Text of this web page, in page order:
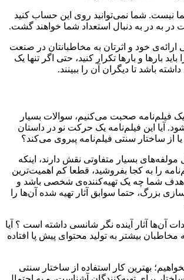
نیست. شما نمی‌توانید روی این حساب کنید
به در به دنبال استعداد شما خواهند گشت.
خود و اثرتان به مخاطبانتان در صنعت
بارها و بارها تکرار کنید، حتی اگر تنها یک
باشد تا دیگران آن را ببینند.
یک فیلم‌نامه صحبت می‌کنیم، سوالات بسیار
آیا این فیلم‌نامه یک حرکت نو در داستان
از ساختار سنتی فیلم‌نامه پیروی می‌کند؟
بسیار متفاوتی نقش دارند، اینکه
را به کجا بفروشید، قطعا کم اهمیت‌ترین
هدف شما چه یک تهیه‌کننده‌ی شخصی باشد و
بزرگ، حتما سوابق آثار تهیه شده آن‌ها را
آن‌ها آثار آینده نگر شانسی داشته است ؟ آیا
بیشتر به تولید محتوای پیش پا افتاده
بهترین کار استفاده از ساختار سنتی